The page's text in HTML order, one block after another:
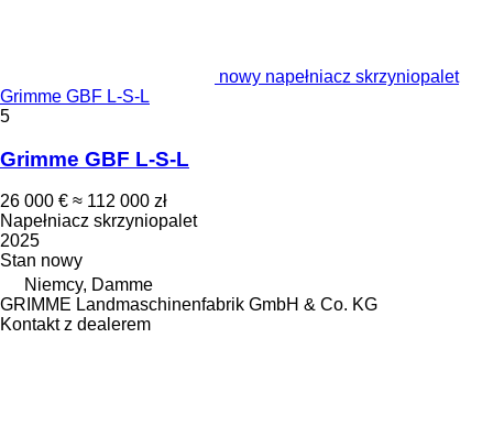
nowy napełniacz skrzyniopalet
Grimme GBF L-S-L
5
Grimme GBF L-S-L
26 000 € ≈ 112 000 zł
Napełniacz skrzyniopalet
2025
Stan nowy
Niemcy, Damme
GRIMME Landmaschinenfabrik GmbH & Co. KG
Kontakt z dealerem